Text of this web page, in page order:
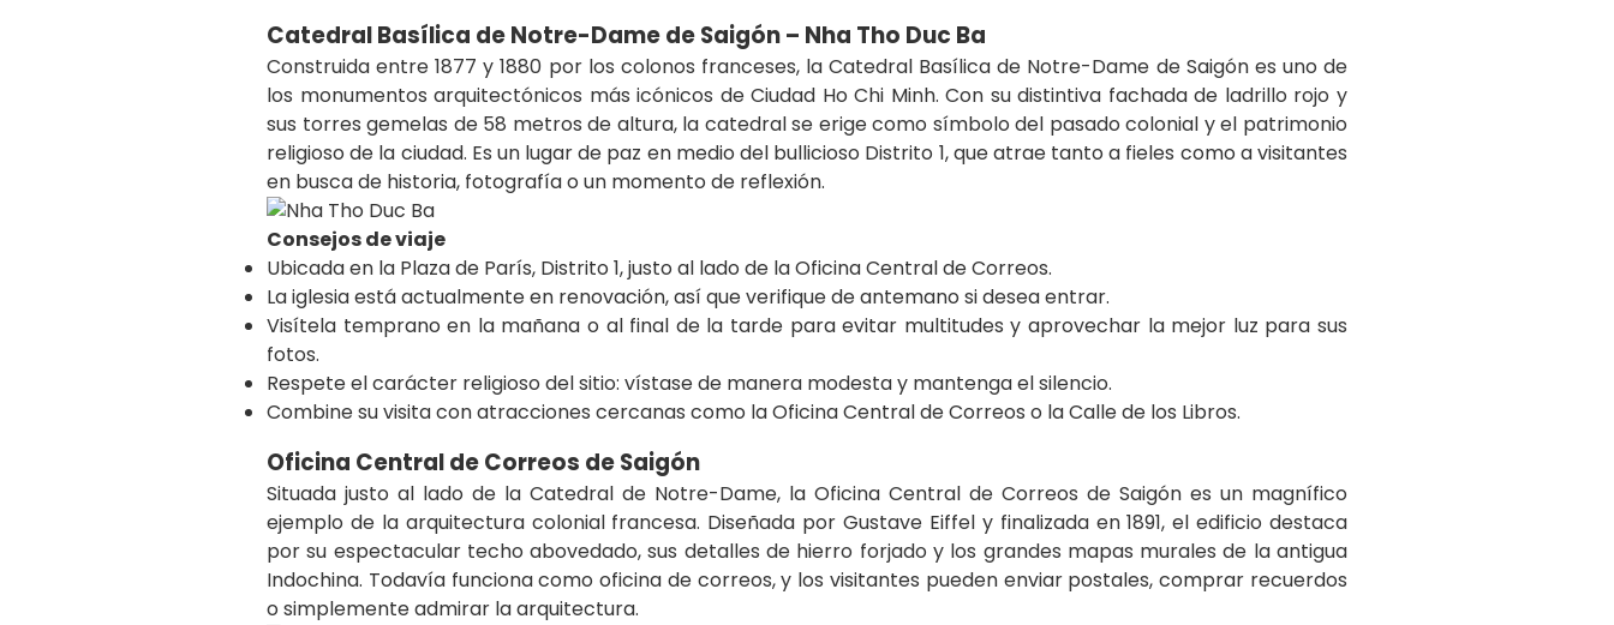
Catedral Basílica de Notre-Dame de Saigón – Nha Tho Duc Ba
Construida entre 1877 y 1880 por los colonos franceses, la Catedral Basílica de Notre-Dame de Saigón es uno de
los monumentos arquitectónicos más icónicos de Ciudad Ho Chi Minh. Con su distintiva fachada de ladrillo rojo y
sus torres gemelas de 58 metros de altura, la catedral se erige como símbolo del pasado colonial y el patrimonio
religioso de la ciudad. Es un lugar de paz en medio del bullicioso Distrito 1, que atrae tanto a fieles como a visitantes
en busca de historia, fotografía o un momento de reflexión.
Consejos de viaje
Ubicada en la Plaza de París, Distrito 1, justo al lado de la Oficina Central de Correos.
La iglesia está actualmente en renovación, así que verifique de antemano si desea entrar.
Visítela temprano en la mañana o al final de la tarde para evitar multitudes y aprovechar la mejor luz para sus
fotos.
Respete el carácter religioso del sitio: vístase de manera modesta y mantenga el silencio.
Combine su visita con atracciones cercanas como la Oficina Central de Correos o la Calle de los Libros.
Oficina Central de Correos de Saigón
Situada justo al lado de la Catedral de Notre-Dame, la Oficina Central de Correos de Saigón es un magnífico
ejemplo de la arquitectura colonial francesa. Diseñada por Gustave Eiffel y finalizada en 1891, el edificio destaca
por su espectacular techo abovedado, sus detalles de hierro forjado y los grandes mapas murales de la antigua
Indochina. Todavía funciona como oficina de correos, y los visitantes pueden enviar postales, comprar recuerdos
o simplemente admirar la arquitectura.